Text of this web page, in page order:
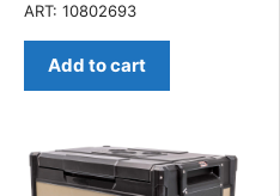
ART: 10802693
Add to cart